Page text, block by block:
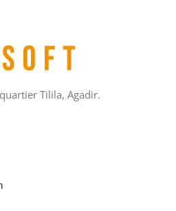
Tilila, Agadir.